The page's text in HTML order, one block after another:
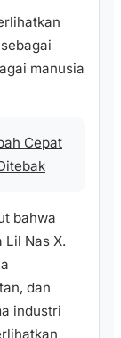
manusia
Cepat
bahwa
Nas X.
dan
industri